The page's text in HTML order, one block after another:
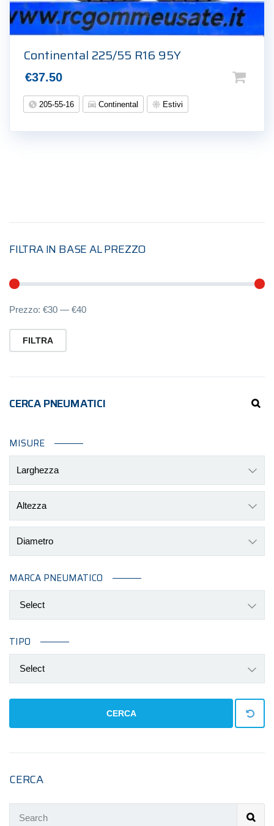
Continental 225/55 R16 95Y
€37.50
205-55-16 Continental Estivi
FILTRA IN BASE AL PREZZO
FILTRA
Prezzo: €30 — €40
CERCA PNEUMATICI
MISURE
Larghezza
Altezza
Diametro
MARCA PNEUMATICO
Select
TIPO
Select
CERCA
CERCA